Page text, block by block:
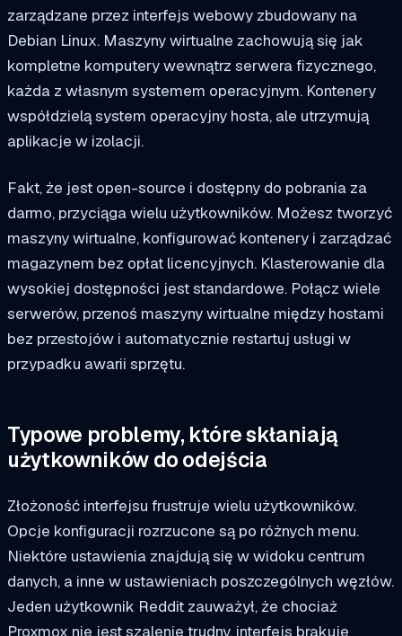
zarządzane przez interfejs webowy zbudowany na
Debian Linux. Maszyny wirtualne zachowują się jak
kompletne komputery wewnątrz serwera fizycznego,
każda z własnym systemem operacyjnym. Kontenery
współdzielą system operacyjny hosta, ale utrzymują
aplikacje w izolacji.
Fakt, że jest open-source i dostępny do pobrania za
darmo, przyciąga wielu użytkowników. Możesz tworzyć
maszyny wirtualne, konfigurować kontenery i zarządzać
magazynem bez opłat licencyjnych. Klasterowanie dla
wysokiej dostępności jest standardowe. Połącz wiele
serwerów, przenoś maszyny wirtualne między hostami
bez przestojów i automatycznie restartuj usługi w
przypadku awarii sprzętu.
Typowe problemy, które skłaniają
użytkowników do odejścia
Złożoność interfejsu frustruje wielu użytkowników.
Opcje konfiguracji rozrzucone są po różnych menu.
Niektóre ustawienia znajdują się w widoku centrum
danych, a inne w ustawieniach poszczególnych węzłów.
Jeden użytkownik Reddit zauważył, że chociaż
Proxmox nie jest szalenie trudny, interfejs brakuje